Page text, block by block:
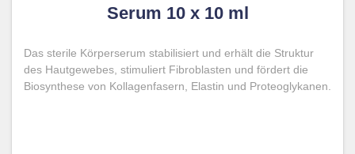
Serum 10 x 10 ml
Das sterile Körperserum stabilisiert und erhält die Struktur
des Hautgewebes, stimuliert Fibroblasten und fördert die
Biosynthese von Kollagenfasern, Elastin und Proteoglykanen.